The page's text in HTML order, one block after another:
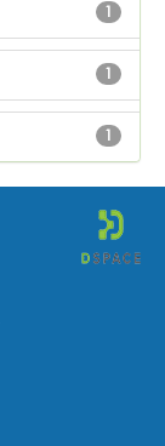
1
1
1